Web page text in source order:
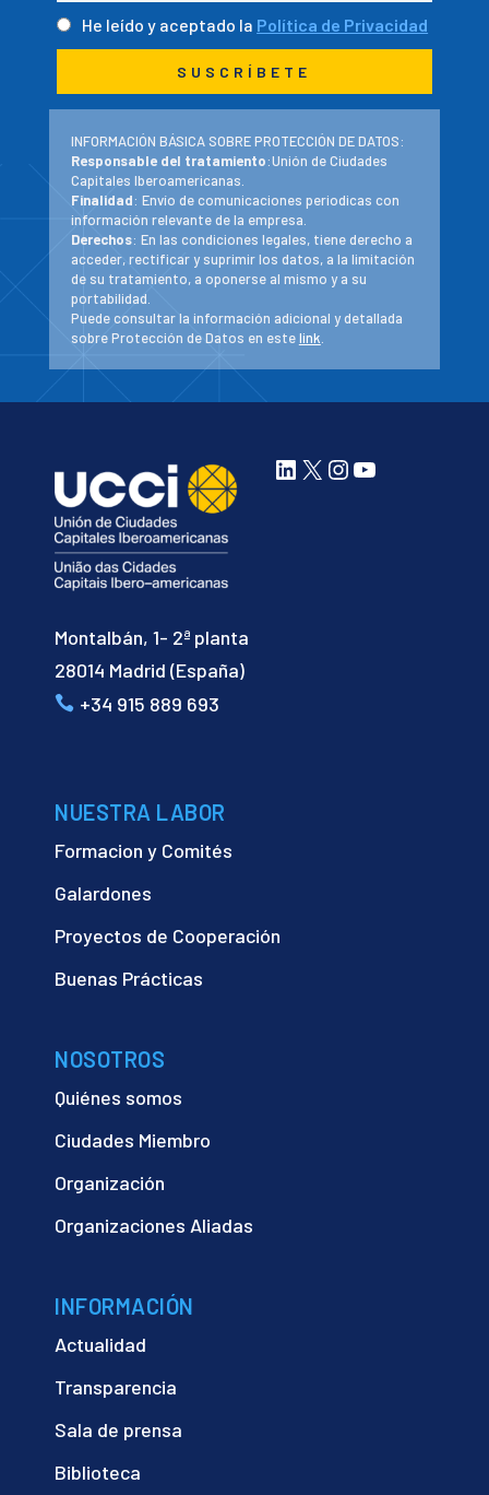
He leído y aceptado la Política de Privacidad
INFORMACIÓN BÁSICA SOBRE PROTECCIÓN DE DATOS:
Responsable del tratamiento:Unión de Ciudades
Capitales Iberoamericanas.
Finalidad: Envío de comunicaciones periodicas con
información relevante de la empresa.
Derechos: En las condiciones legales, tiene derecho a
acceder, rectificar y suprimir los datos, a la limitación
de su tratamiento, a oponerse al mismo y a su
portabilidad.
Puede consultar la información adicional y detallada
sobre Protección de Datos en estelink
Montalbán, 1- 2ª planta
28014 Madrid (España)
+34 915 889 693
LinkedIn
X Instagram
YouTube
NUESTRA LABOR
Formacion y Comités
Galardones
Proyectos de Cooperación
Buenas Prácticas
NOSOTROS
Quiénes somos
Ciudades Miembro
Organización
Organizaciones Aliadas
INFORMACIÓN
Actualidad
Transparencia
Sala de prensa
Biblioteca